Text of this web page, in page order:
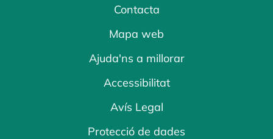
Contacta
Mapa web
Ajuda'ns a millorar
Accessibilitat
Avís Legal
Protecció de dades